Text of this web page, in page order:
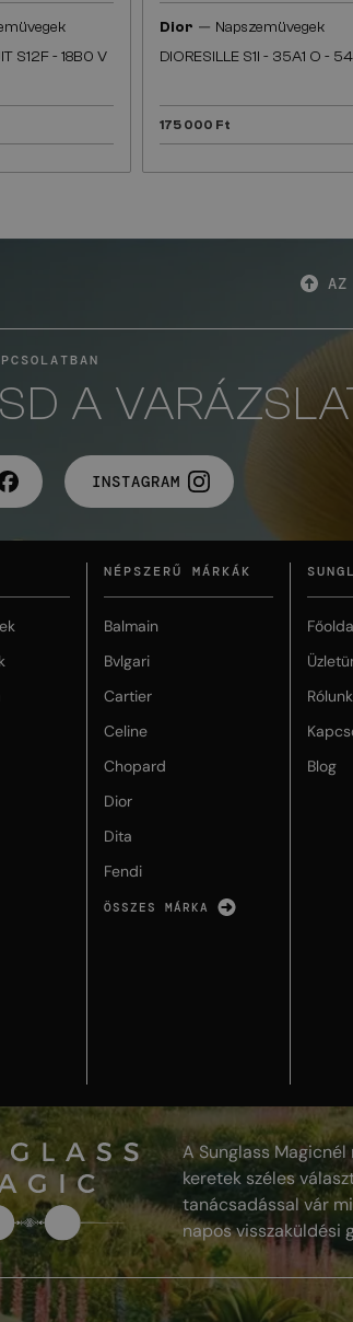
S12F - 18B0 V
Dior — Napszemüvegek
DIORESILLE S1I - 35A1 O - 54
175 000 Ft
AZ
A
INSTAGRAM
NÉPSZERŰ MÁRKÁK
Balmain
Bvlgari
Cartier
Celine
Chopard
Dior
Dita
Fendi
ÖSSZES MÁRKA
Rólunk
Blog
A Sunglass
keretek széles
tanácsadással vár
napos visszaküldési